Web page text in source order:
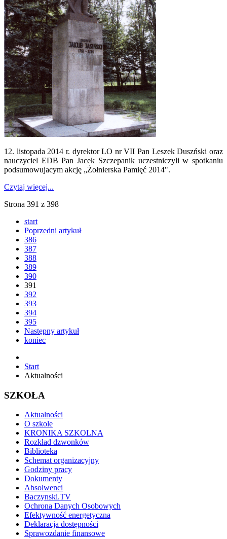
12. listopada 2014 r. dyrektor LO nr VII Pan Leszek Duszński oraz
nauczyciel EDB Pan Jacek Szczepanik uczestniczyli w spotkaniu
podsumowujacym akcję „Żołnierska Pamięć 2014".
Czytaj więcej...
Strona 391 z 398
start
Poprzedni artykuł
386
387
388
389
390
391
392
393
394
395
Następny artykuł
koniec
Start
Aktualności
SZKOŁA
Aktualności
O szkole
KRONIKA SZKOLNA
Rozkład dzwonków
Biblioteka
Schemat organizacyjny
Godziny pracy
Dokumenty
Absolwenci
Baczynski.TV
Ochrona Danych Osobowych
Efektywność energetyczna
Deklaracja dostępności
Sprawozdanie finansowe